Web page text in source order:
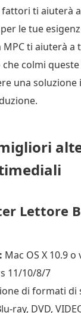
ti aiuterà
le tue
MPC ti aiuterà a
colmi queste
una soluzione
Lettore
Mac OS X 10.9
11/10/8/7
di formati di
ray, DVD,